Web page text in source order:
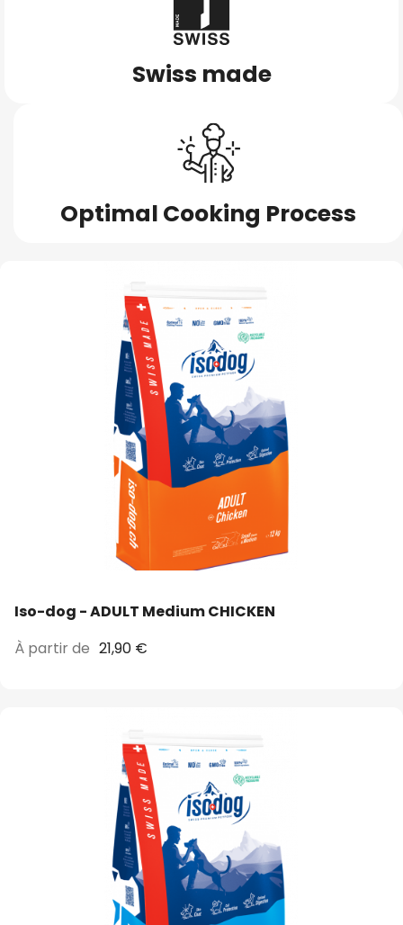
Swiss made
Optimal Cooking Process
Iso-dog - ADULT Medium CHICKEN
À partir de 21,90 €